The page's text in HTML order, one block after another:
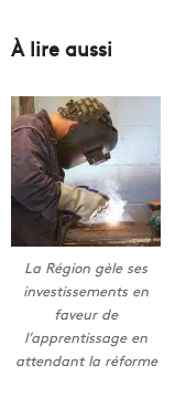
À lire aussi
La Région gèle ses
investissements en
faveur de
l’apprentissage en
attendant la réforme